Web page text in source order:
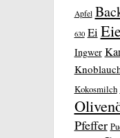
Apfel
630 Ei
Ingwer
Kokosmilch
Pfeffer